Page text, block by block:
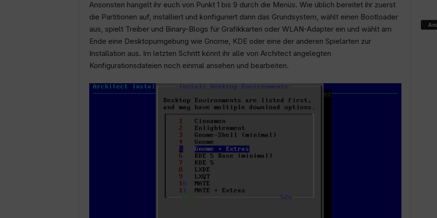
Ansonsten hangelt ihr euch von Punkt 1 bis 9 durch die Menüs. Wie üblich bereitet ihr zuerst
die Partitionen auf, installiert und konfiguriert dann das Grundsystem, wählt einen Bootloader
aus, spielt Treiber und Binary-Blogs für Grafikkarten oder WLAN-Adapter ein und wählt am
Ende eine Desktopumgebung wie Gnome, KDE oder eine der anderen Spielarten zur
Installation aus. Im letzten Schritt könnt ihr alle von Architect angelegten
Konfigurationsdateien noch einmal ansehen und bearbeiten.